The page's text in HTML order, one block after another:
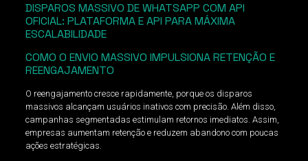
DISPAROS MASSIVO DE WHATSAPP COM API
OFICIAL: PLATAFORMA E API PARA MÁXIMA
ESCALABILIDADE
COMO O ENVIO MASSIVO IMPULSIONA RETENÇÃO E
REENGAJAMENTO
O reengajamento cresce rapidamente, porque os disparos
massivos alcançam usuários inativos com precisão. Além disso,
campanhas segmentadas estimulam retornos imediatos. Assim,
empresas aumentam retenção e reduzem abandono com poucas
ações estratégicas.